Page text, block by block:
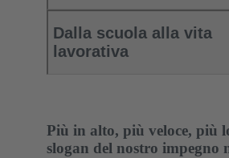
Dalla scuola alla vita
lavorativa
Più in alto, più veloce, più
slogan del nostro impegno